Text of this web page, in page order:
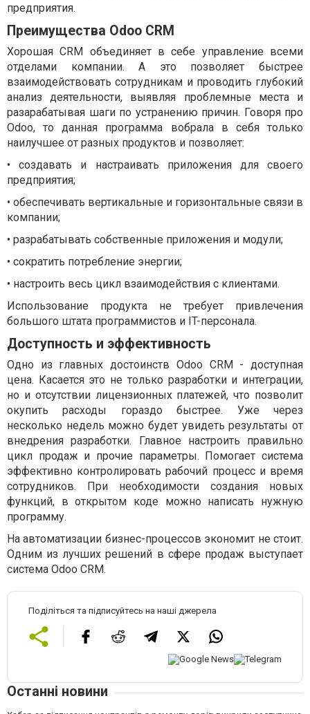
предприятия.
Преимущества Odoo CRM
Хорошая CRM объединяет в себе управление всеми
отделами компании. А это позволяет быстрее
взаимодействовать сотрудникам и проводить глубокий
анализ деятельности, выявляя проблемные места и
разарабатывая шаги по устранению причин. Говоря про
Odoo, то данная программа вобрала в себя только
наилучшее от разных продуктов и позволяет:
•создавать и настраивать приложения для своего
предприятия;
• обеспечивать вертикальные и горизонтальные связи в
компании;
• разрабатывать собственные приложения и модули;
• сократить потребление энергии;
• настроить весь цикл взаимодействия с клиентами.
Использование продукта не требует привлечения
большого штата программистов и IT-персонала.
Доступность и эффективность
Одно из главных достоинств Odoo CRM - доступная
цена. Касается это не только разработки и интеграции,
но и отсутствии лицензионных платежей, что позволит
окупить расходы гораздо быстрее. Уже через
несколько недель можно будет увидеть результаты от
внедрения разработки. Главное настроить правильно
цикл продаж и прочие параметры. Помогает система
эффективно контролировать рабочий процесс и время
сотрудников. При необходимости создания новых
функций, в открытом коде можно написать нужную
программу.
На автоматизации бизнес-процессов экономит не стоит.
Одним из лучших решений в сфере продаж выступает
система Odoo CRM.
Поділіться та підписуйтесь на наші джерела
Останні новини